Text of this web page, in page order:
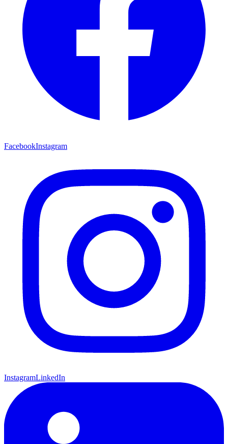
FacebookInstagram
InstagramLinkedIn